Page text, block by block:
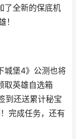
了全新的保底机
！
城堡4》公测也将
取英雄自选箱
到还送累计秘宝
完成任务，还有